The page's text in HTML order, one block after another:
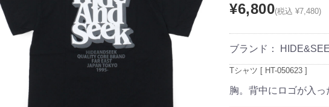
¥6,800(税込 ¥7,480)
ブランド：
Tシャツ [ HT-050623 ]
胸。背中にロゴが入っ